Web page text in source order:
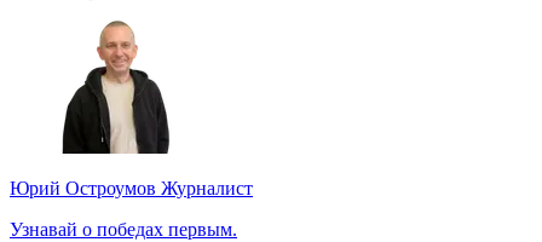
Юрий Остроумов Журналист
Узнавай о победах первым.